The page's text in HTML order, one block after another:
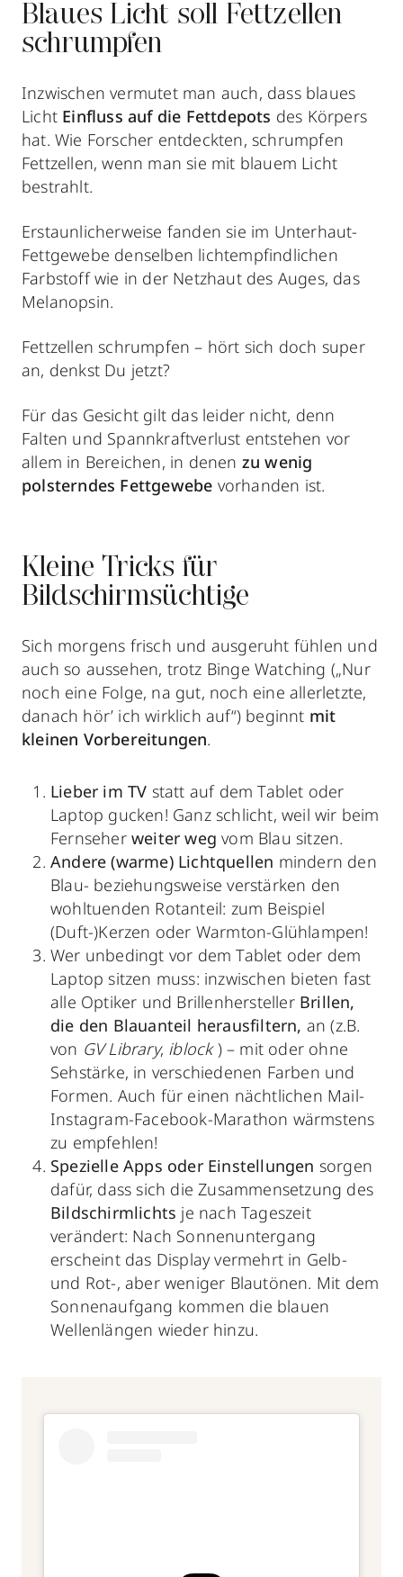
Blaues Licht soll Fettzellen
schrumpfen
Inzwischen vermutet man auch, dass blaues
Licht Einfluss auf die Fettdepots des Körpers
hat. Wie Forscher entdeckten, schrumpfen
Fettzellen, wenn man sie mit blauem Licht
bestrahlt.
Erstaunlicherweise fanden sie im Unterhaut-
Fettgewebe denselben lichtempfindlichen
Farbstoff wie in der Netzhaut des Auges, das
Melanopsin.
Fettzellen schrumpfen – hört sich doch super
an, denkst Du jetzt?
Für das Gesicht gilt das leider nicht, denn
Falten und Spannkraftverlust entstehen vor
allem in Bereichen, in denen zu wenig
polsterndes Fettgewebe vorhanden ist.
Kleine Tricks für
Bildschirmsüchtige
Sich morgens frisch und ausgeruht fühlen und
auch so aussehen, trotz Binge Watching („Nur
noch eine Folge, na gut, noch eine allerletzte,
danach hör’ ich wirklich auf“) beginnt mit
kleinen Vorbereitungen.
Lieber im TV statt auf dem Tablet oder
Laptop gucken! Ganz schlicht, weil wir beim
Fernseher weiter wegvom Blau sitzen.
Andere (warme) Lichtquellen mindern den
Blau- beziehungsweise verstärken den
wohltuenden Rotanteil: zum Beispiel
(Duft-)Kerzen oder Warmton-Glühlampen!
Wer unbedingt vor dem Tablet oder dem
Laptop sitzen muss: inzwischen bieten fast
alle Optiker und Brillenhersteller Brillen,
die den Blauanteil herausfiltern, an (z.B.
von GV Library, iblock) – mit oder ohne
Sehstärke, in verschiedenen Farben und
Formen. Auch für einen nächtlichen Mail-
Instagram-Facebook-Marathon wärmstens
zu empfehlen!
Spezielle Apps oder Einstellungen sorgen
dafür, dass sich die Zusammensetzung des
Bildschirmlichts je nach Tageszeit
verändert: Nach Sonnenuntergang
erscheint das Display vermehrt in Gelb-
und Rot-, aber weniger Blautönen. Mit dem
Sonnenaufgang kommen die blauen
Wellenlängen wieder hinzu.